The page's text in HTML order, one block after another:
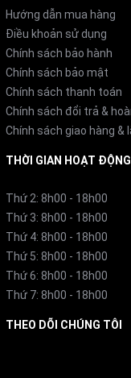
Tính năng sưởi ấm
chén đĩa trở nên
ngừa sự phát triển
trong thời gian 20
Hướng dẫn mua hàng
Điều khoản sử dụng
Chính sách bảo hành
Chính sách bảo mật
Chính sách thanh toán
Chính sách đổi trả &
Chính sách giao hàng &
THỜI GIAN HOẠT ĐỘNG
Thứ 2: 8h00 - 18h00
Thứ 3: 8h00 - 18h00
Thứ 4: 8h00 - 18h00
Thứ 5: 8h00 - 18h00
Thứ 6: 8h00 - 18h00
Thứ 7: 8h00 - 18h00
THEO DÕI CHÚNG TÔI